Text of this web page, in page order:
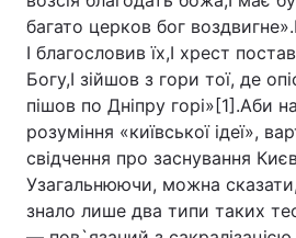
Спорт
Техно і зв'язок Лайт
Зброя
Здоров'я
Цікавинки
багато церков бог
І благословив їх,І хрест
Богу,І зійшов з гори тої, де
пішов по Дніпру горі»[1].Аби
розуміння «київської ідеї»,
свідчення про заснування
Узагальнюючи, можна
знало лише два типи таких